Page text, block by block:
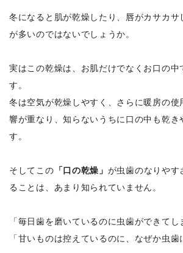
冬になると肌が乾燥したり、唇がカサカサ
が多いのではないでしょうか。
実はこの乾燥は、お肌だけでなくお口の中
す。
冬は空気が乾燥しやすく、さらに暖房の使
響が重なり、知らないうちに口の中も乾き
す。
そしてこの 「口の乾燥」 が虫歯のなりやす
ることは、あまり知られていません。
「毎日歯を磨いているのに虫歯ができてし
「甘いものは控えているのに、なぜか虫歯